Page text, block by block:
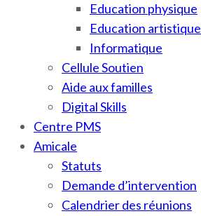
Education physique
Education artistique
Informatique
Cellule Soutien
Aide aux familles
Digital Skills
Centre PMS
Amicale
Statuts
Demande d’intervention
Calendrier des réunions